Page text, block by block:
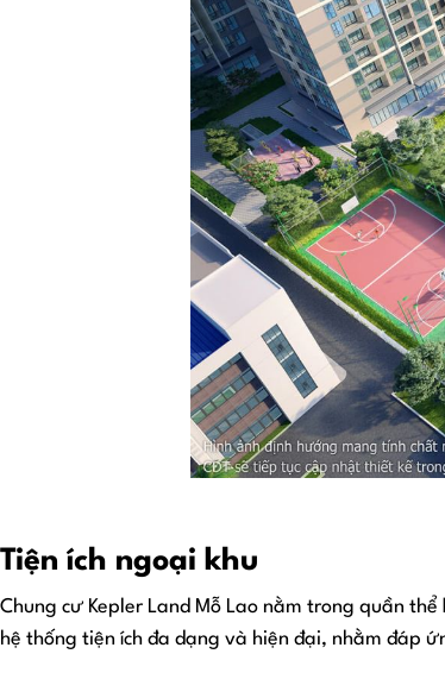
Tiện ích ngoại khu
Chung cư Kepler Land Mỗ Lao nằm trong quần
hệ thống tiện ích đa dạng và hiện đại, nhằm đáp